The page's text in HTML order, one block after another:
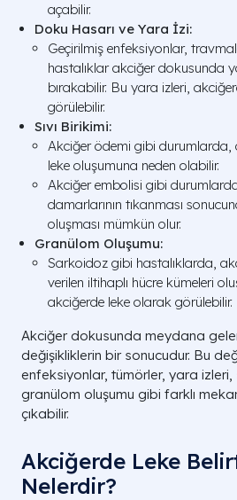
açabilir.
Doku Hasarı ve Yara İzi:
Geçirilmiş enfeksiyonlar,
hastalıklar akciğer dokusunda
bırakabilir. Bu yara izleri,
görülebilir.
Sıvı Birikimi:
Akciğer ödemi gibi durumlarda,
leke oluşumuna neden olabilir.
Akciğer embolisi gibi
damarlarının tıkanması
oluşması mümkün olur.
Granülom Oluşumu:
Sarkoidoz gibi hastalıklarda,
verilen iltihaplı hücre kümeleri
akciğerde leke olarak görülebilir.
Akciğer dokusunda meydana
değişikliklerin bir sonucudur. Bu
enfeksiyonlar, tümörler, yara izleri,
granülom oluşumu gibi farklı
çıkabilir.
Akciğerde Leke
Nelerdir?